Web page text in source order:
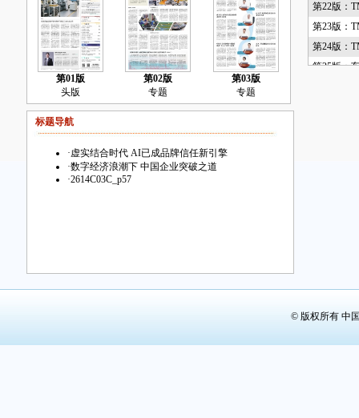
第01版
头版
第02版
专题
第03版
专题
标题导航
·虚实结合时代 AI已成品牌信任新引擎
·数字经济浪潮下 中国企业突破之道
·2614C03C_p57
第22版：
第23版：
第24版：
第25版：
© 版权所有 中